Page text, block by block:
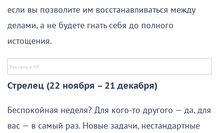
если вы позволите им восстанавливаться между
делами, а не будете гнать себя до полного
истощения.
Стрелец (22 ноября – 21 декабря)
Беспокойная неделя? Для кого-то другого — да, для
вас — в самый раз. Новые задачи, нестандартные